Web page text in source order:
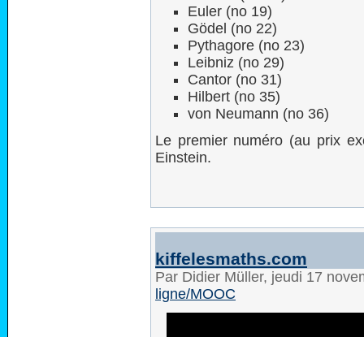
Euler (no 19)
Gödel (no 22)
Pythagore (no 23)
Leibniz (no 29)
Cantor (no 31)
Hilbert (no 35)
von Neumann (no 36)
Le premier numéro (au prix
Einstein.
kiffelesmaths.com
Par Didier Müller, jeudi 17
ligne/MOOC